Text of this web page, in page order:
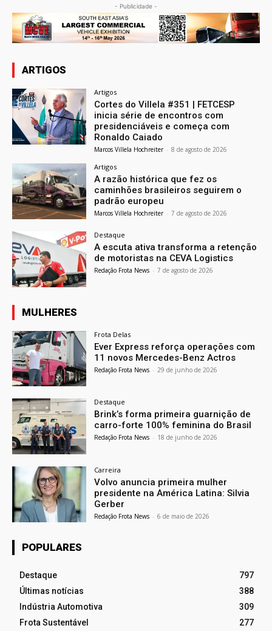
- Publicidade -
ARTIGOS
Artigos
Cortes do Villela #351 | FETCESP
inicia série de encontros com
presidenciáveis e começa com
Ronaldo Caiado
Marcos Villela Hochreiter - 8 de agosto de 2026
Artigos
A razão histórica que fez os
caminhões brasileiros seguirem o
padrão europeu
Marcos Villela Hochreiter - 7 de agosto de 2026
Destaque
A escuta ativa transforma a retenção
de motoristas na CEVA Logistics
Redação Frota News - 7 de agosto de 2026
MULHERES
Frota Delas
Ever Express reforça operações com
11 novos Mercedes-Benz Actros
Redação Frota News - 29 de junho de 2026
Destaque
Brink’s forma primeira guarnição de
carro-forte 100% feminina do Brasil
Redação Frota News - 18 de junho de 2026
Carreira
Volvo anuncia primeira mulher
presidente na América Latina: Silvia
Gerber
Redação Frota News - 6 de maio de 2026
POPULARES
Destaque
797
Últimas notícias
388
Indústria Automotiva
309
Frota Sustentável
277